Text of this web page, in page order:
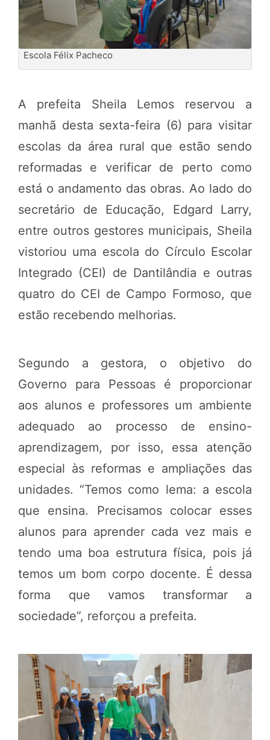
Escola Félix Pacheco
A prefeita Sheila Lemos reservou a
manhã desta sexta-feira (6) para visitar
escolas da área rural que estão sendo
reformadas e verificar de perto como
está o andamento das obras. Ao lado do
secretário de Educação, Edgard Larry,
entre outros gestores municipais, Sheila
vistoriou uma escola do Círculo Escolar
Integrado (CEI) de Dantilândia e outras
quatro do CEI de Campo Formoso, que
estão recebendo melhorias.
Segundo a gestora, o objetivo do
Governo para Pessoas é proporcionar
aos alunos e professores um ambiente
adequado ao processo de ensino-
aprendizagem, por isso, essa atenção
especial às reformas e ampliações das
unidades. “Temos como lema: a escola
que ensina. Precisamos colocar esses
alunos para aprender cada vez mais e
tendo uma boa estrutura física, pois já
temos um bom corpo docente. É dessa
forma que vamos transformar a
sociedade”, reforçou a prefeita.